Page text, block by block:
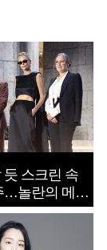
스크린 속
…놀란의 메시
죄’